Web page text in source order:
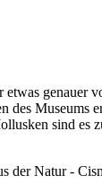
genauer
Museums
sind es
der Natur -